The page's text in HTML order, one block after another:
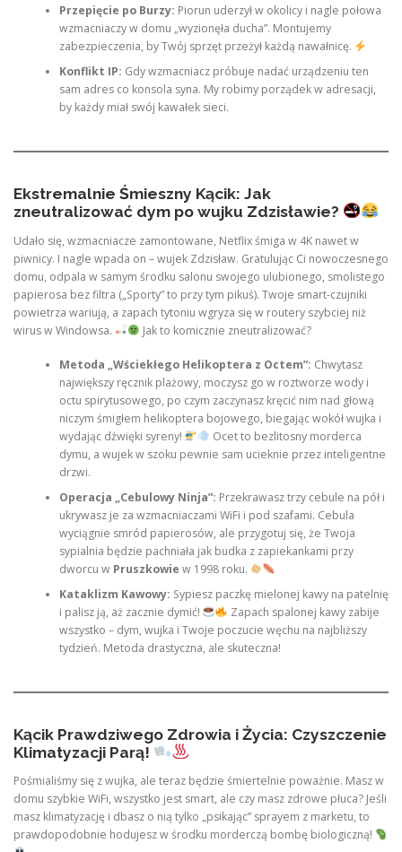
Przepięcie po Burzy: Piorun uderzył w okolicy i nagle połowa
wzmacniaczy w domu „wyzionęła ducha”. Montujemy
zabezpieczenia, by Twój sprzęt przeżył każdą nawałnicę.
Konflikt IP: Gdy wzmacniacz próbuje nadać urządzeniu ten
sam adres co konsola syna. My robimy porządek w adresacji,
by każdy miał swój kawałek sieci.
Ekstremalnie Śmieszny Kącik: Jak
zneutralizować dym po wujku Zdzisławie?
Udało się, wzmacniacze zamontowane, Netflix śmiga w 4K nawet w
piwnicy. I nagle wpada on – wujek Zdzisław. Gratulując Ci nowoczesnego
domu, odpala w samym środku salonu swojego ulubionego, smolistego
papierosa bez filtra („Sporty” to przy tym pikuś). Twoje smart-czujniki
powietrza wariują, a zapach tytoniu wgryza się w routery szybciej niż
wirus w Windowsa.
Jak to komicznie zneutralizować?
Metoda „Wściekłego Helikoptera z Octem”: Chwytasz
największy ręcznik plażowy, moczysz go w roztworze wody i
octu spirytusowego, po czym zaczynasz kręcić nim nad głową
niczym śmigłem helikoptera bojowego, biegając wokół wujka i
wydając dźwięki syreny!
Ocet to bezlitosny morderca
dymu, a wujek w szoku pewnie sam ucieknie przez inteligentne
drzwi.
Operacja „Cebulowy Ninja”: Przekrawasz trzy cebule na pół i
ukrywasz je za wzmacniaczami WiFi i pod szafami. Cebula
wyciągnie smród papierosów, ale przygotuj się, że Twoja
sypialnia będzie pachniała jak budka z zapiekankami przy
dworcu w Pruszkowie w 1998 roku.
Kataklizm Kawowy: Sypiesz paczkę mielonej kawy na patelnię
i palisz ją, aż zacznie dymić!
Zapach spalonej kawy zabije
wszystko – dym, wujka i Twoje poczucie węchu na najbliższy
tydzień. Metoda drastyczna, ale skuteczna!
Kącik Prawdziwego Zdrowia i Życia: Czyszczenie
Klimatyzacji Parą!
Pośmialiśmy się z wujka, ale teraz będzie śmiertelnie poważnie. Masz w
domu szybkie WiFi, wszystko jest smart, ale czy masz zdrowe płuca? Jeśli
masz klimatyzację i dbasz o nią tylko „psikając” sprayem z marketu, to
prawdopodobnie hodujesz w środku morderczą bombę biologiczną!